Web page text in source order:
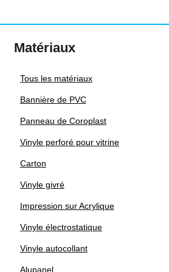
Matériaux
Tous les matériaux
Bannière de PVC
Panneau de Coroplast
Vinyle perforé pour vitrine
Carton
Vinyle givré
Impression sur Acrylique
Vinyle électrostatique
Vinyle autocollant
Alupanel